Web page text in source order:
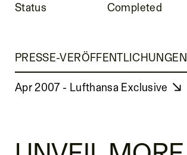
Status
Completed
PRESSE-VERÖFFENTLICHUNGEN
Apr 2007 - Lufthansa Exclusive